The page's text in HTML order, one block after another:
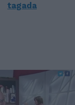
tagada